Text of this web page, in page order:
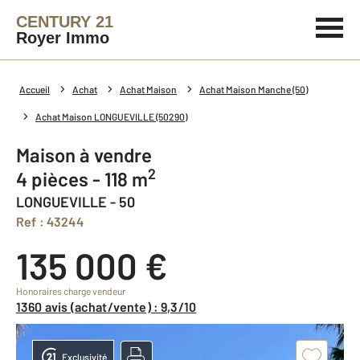
CENTURY 21
Royer Immo
Accueil Achat Achat Maison Achat Maison Manche (50)
Achat Maison LONGUEVILLE (50290)
Maison à vendre
4 pièces - 118 m2
LONGUEVILLE - 50
Ref : 43244
135 000 €
Honoraires charge vendeur
1360 avis (achat/vente) : 9,3/10
Exclusivité